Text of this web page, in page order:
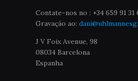
Contate-nos no : +34 659 91 31
Gravação ao:
J V Foix Avenue, 98
08034 Barcelona
Espanha